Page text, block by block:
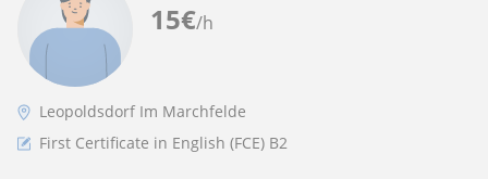
15€/h
Leopoldsdorf Im Marchfelde
First Certificate in English (FCE) B2